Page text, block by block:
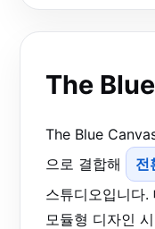
The
The Blue
으로 결합해
전
스튜디오입니다
모듈형 디자인